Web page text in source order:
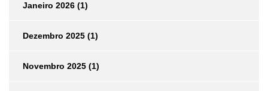
Janeiro 2026 (1)
Dezembro 2025 (1)
Novembro 2025 (1)